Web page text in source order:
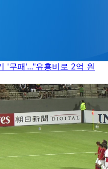
'무패'..."유흥비로 2억 원